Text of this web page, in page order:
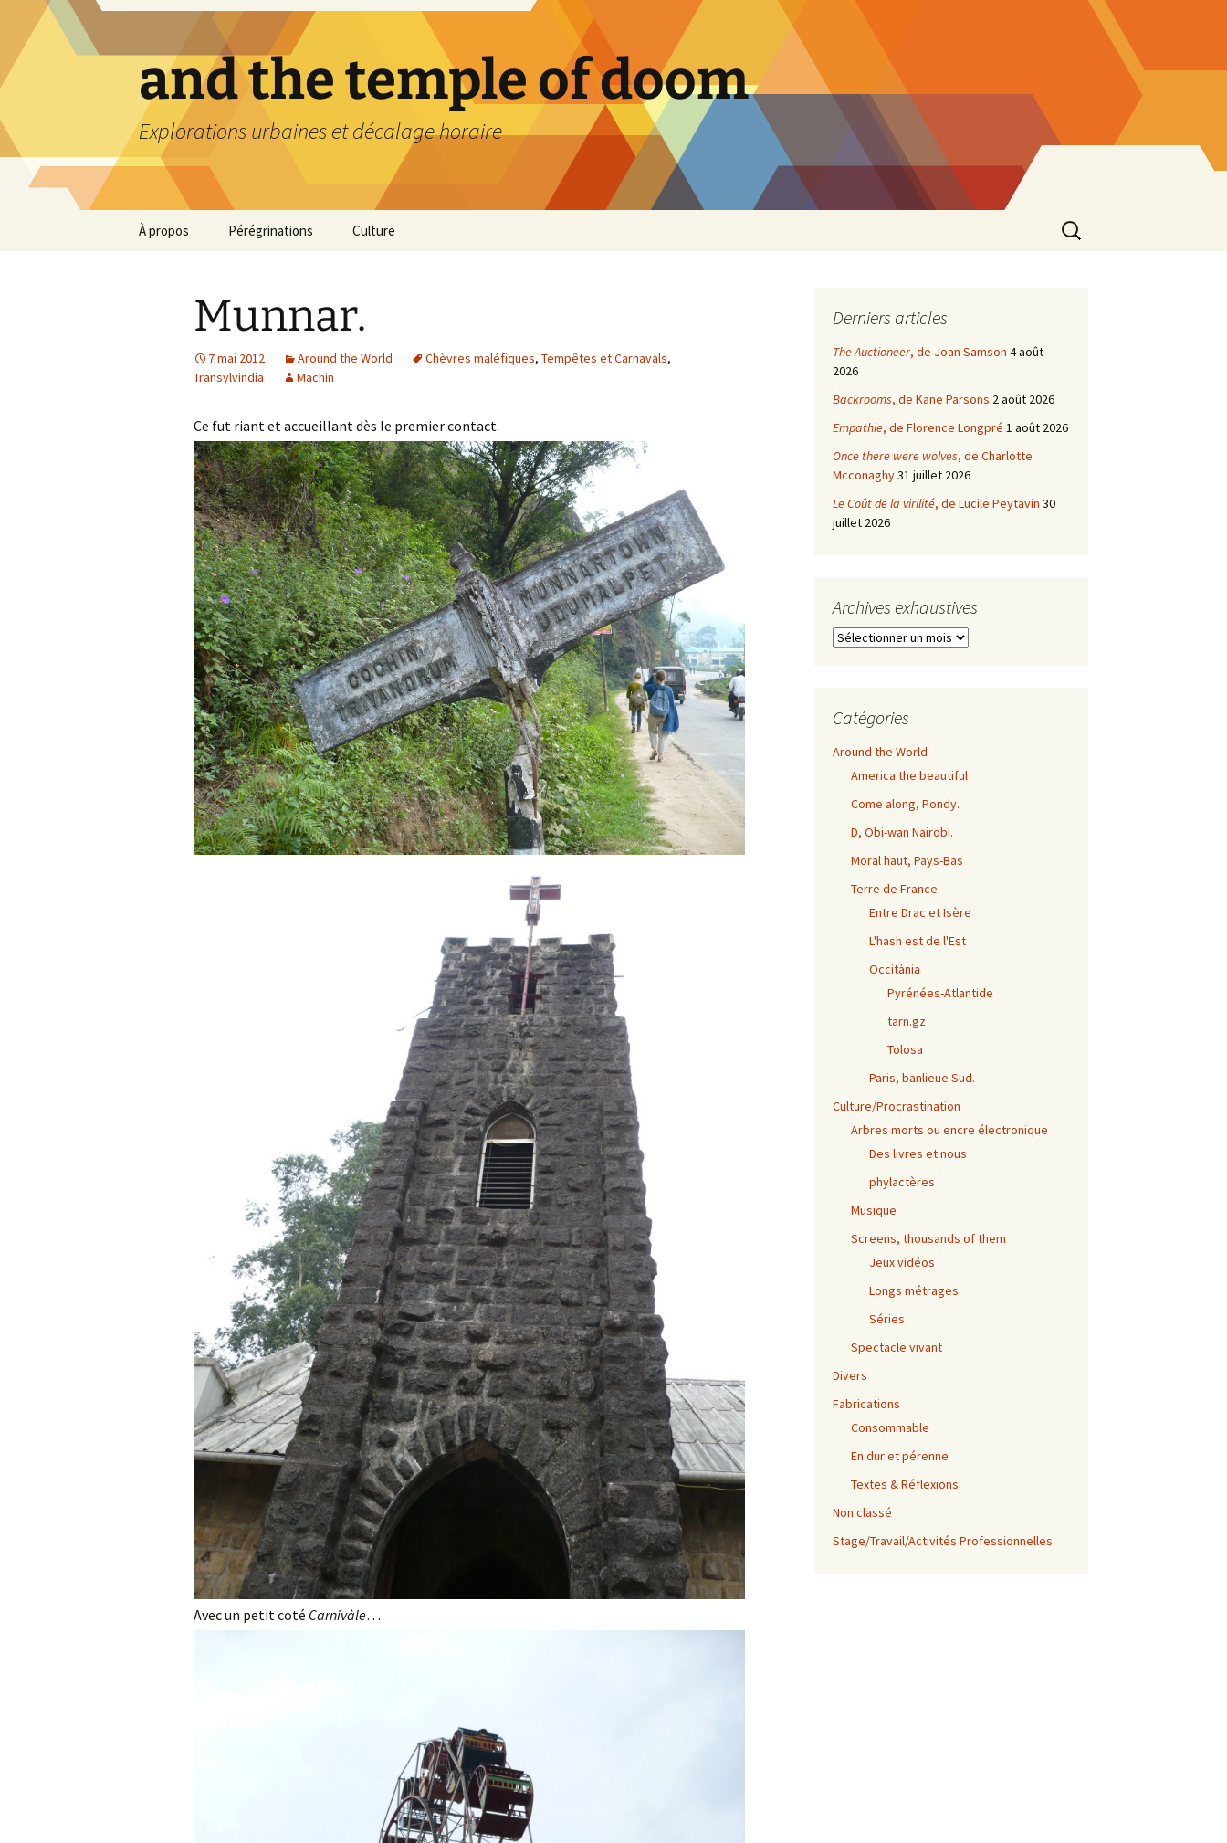
contenu
and the temple of doom
Explorations urbaines et décalage horaire
À propos Pérégrinations Culture
Rechercher :
Munnar.
7 mai 2012 Around the World Chèvres maléfiques, Tempêtes et Carnavals,
Transylvindia
Machin
Ce fut riant et accueillant dès le premier contact.
Avec un petit coté Carnivàle…
Derniers articles
The Auctioneer, de Joan Samson 4 août
2026
Backrooms, de Kane Parsons 2 août 2026
Empathie, de Florence Longpré 1 août 2026
Once there were wolves, de Charlotte
Mcconaghy31 juillet 2026
Le Coût de la virilité, de Lucile Peytavin 30
juillet 2026
Archives exhaustives
Archives
Catégories
Around the World
America the beautiful
Come along, Pondy.
D, Obi-wan Nairobi.
Moral haut, Pays-Bas
Terre de France
Entre Drac et Isère
L'hash est de l'Est
Occitània
Pyrénées-Atlantide
tarn.gz
Tolosa
Paris, banlieue Sud.
Culture/Procrastination
Arbres morts ou encre électronique
Des livres et nous
phylactères
Musique
Screens, thousands of them
Jeux vidéos
Longs métrages
Séries
Spectacle vivant
Divers
Fabrications
Consommable
En dur et pérenne
Textes & Réflexions
Non classé
Stage/Travail/Activités Professionnelles